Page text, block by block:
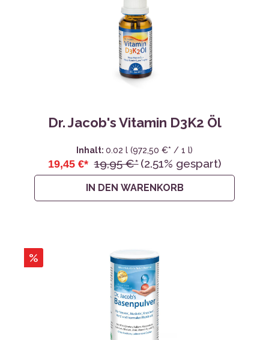
Dr. Jacob's Vitamin D3K2 Öl
Inhalt: 0.02 l (972,50 €* / 1 l)
19,45 €* 19,95 €* (2.51% gespart)
IN DEN WARENKORB
%